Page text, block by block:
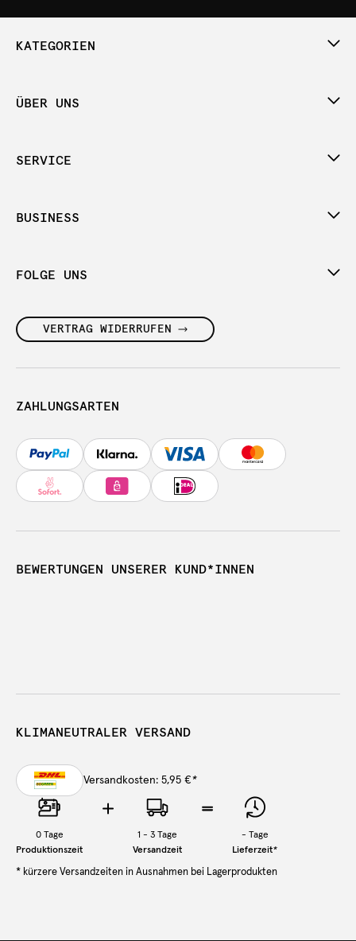
KATEGORIEN
ÜBER UNS
SERVICE
BUSINESS
FOLGE UNS
VERTRAG WIDERRUFEN
ZAHLUNGSARTEN
BEWERTUNGEN UNSERER KUND*INNEN
KLIMANEUTRALER VERSAND
Versandkosten: 5,95 €*
0Tage
Produktionszeit
1 - 3 Tage
Versandzeit
- Tage
Lieferzeit*
* kürzere Versandzeiten in Ausnahmen bei Lagerprodukten